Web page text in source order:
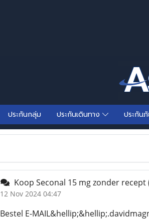
ประกันกลุ่ม ประกันเดินทาง ประกัน
Koop Seconal 15 mg zonder recept
12 Nov 2024 04:47
Bestel E-